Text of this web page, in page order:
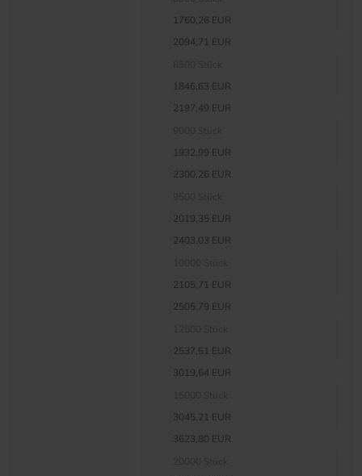
1760,26 EUR
2094,71 EUR
1846,63 EUR
2197,49 EUR
1932,99 EUR
2300,26 EUR
2019,35 EUR
2403,03 EUR
2105,71 EUR
2505,79 EUR
2537,51 EUR
3019,64 EUR
3045,21 EUR
3623,80 EUR